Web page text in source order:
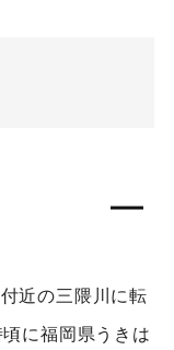
近の三隈川に転
に福岡県うきは